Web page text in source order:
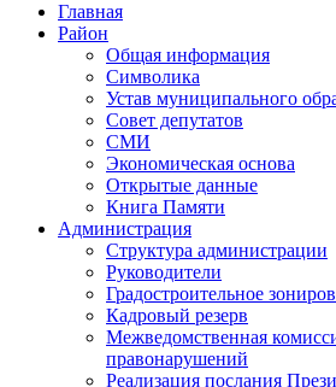
Главная
Район
Общая информация
Символика
Устав муниципального
Совет депутатов
СМИ
Экономическая основа
Открытые данные
Книга Памяти
Администрация
Структура администрации
Руководители
Градостроительное
Кадровый резерв
Межведомственная
правонарушений
Реализация послания